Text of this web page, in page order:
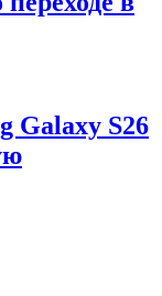
Galaxy S26